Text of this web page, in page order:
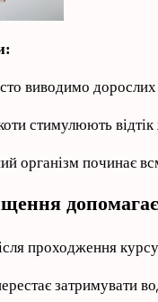
виводимо дорослих
стимулюють
організм починає
проходження
затримувати